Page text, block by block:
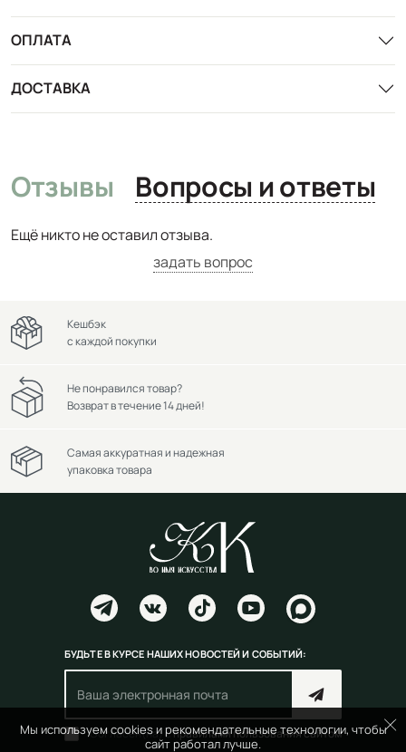
ОПЛАТА
ДОСТАВКА
Отзывы Вопросы и ответы
Ещё никто не оставил отзыва.
задать вопрос
Мы используем cookies и рекомендательные технологии, чтобы
сайт работал лучше.
Кешбэк
с каждой покупки
Не понравился товар?
Возврат в течение 14 дней!
Самая аккуратная и надежная
упаковка товара
БУДЬТЕ В КУРСЕ НАШИХ НОВОСТЕЙ И СОБЫТИЙ:
Согласен(на) справилами пользования сайтом